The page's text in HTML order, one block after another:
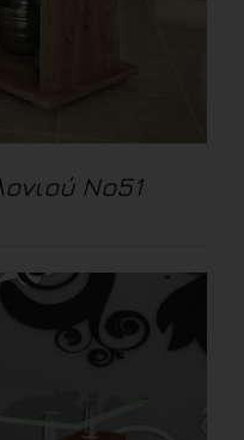
No51